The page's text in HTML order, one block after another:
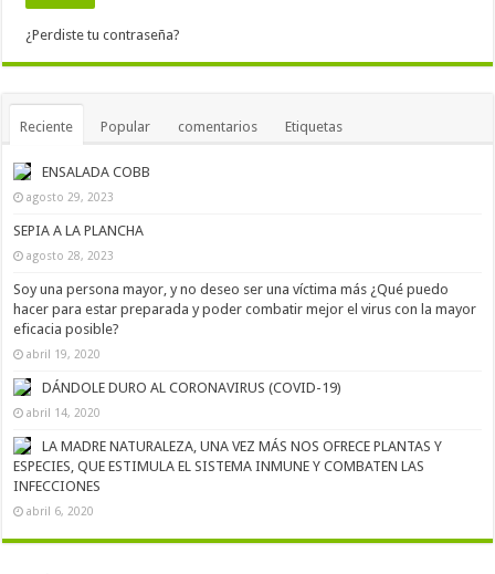
¿Perdiste tu contraseña?
Reciente Popular comentarios Etiquetas
ENSALADA COBB
agosto 29, 2023
SEPIA A LA PLANCHA
agosto 28, 2023
Soy una persona mayor, y no deseo ser una víctima más ¿Qué puedo
hacer para estar preparada y poder combatir mejor el virus con la mayor
eficacia posible?
abril 19, 2020
DÁNDOLE DURO AL CORONAVIRUS (COVID-19)
abril 14, 2020
LA MADRE NATURALEZA, UNA VEZ MÁS NOS OFRECE PLANTAS Y
ESPECIES, QUE ESTIMULA EL SISTEMA INMUNE Y COMBATEN LAS
INFECCIONES
abril 6, 2020